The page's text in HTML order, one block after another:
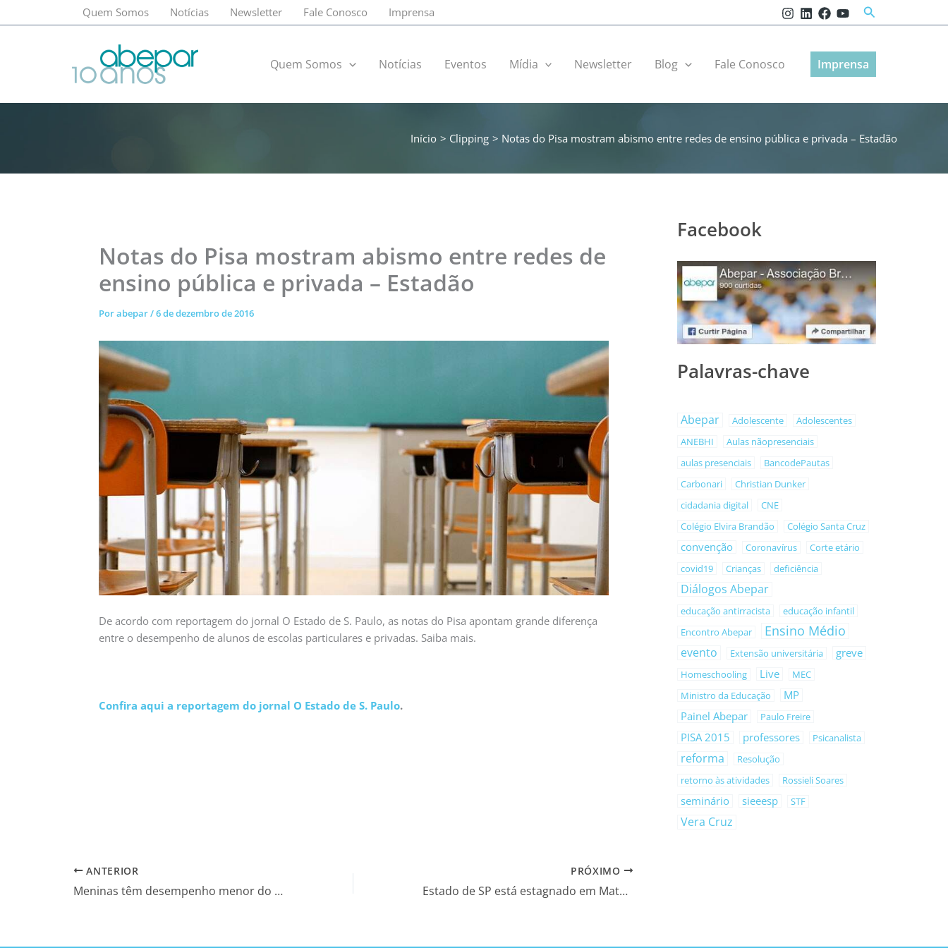
para
Quem Somos Notícias Newsletter Fale Conosco Imprensa Pesquisar
Quem Somos Notícias Eventos Mídia Newsletter Blog Fale Conosco Imprensa
Início Clipping Notas do Pisa mostram abismo entre redes de ensino pública e privada – Estadão
Notas do Pisa mostram abismo entre redes de
ensino pública e privada – Estadão
Porabepar/6 de dezembro de 2016
De acordo com reportagem do jornal O Estado de S. Paulo, as notas do Pisa apontam grande diferença
entre o desempenho de alunos de escolas particulares e privadas. Saiba mais.
Confira aqui a reportagem do jornal O Estado de S. Paulo.
ANTERIOR
Meninas têm desempenho menor do que meninos em Ciências e Matemática – Estadão
PRÓXIMO
Estado de SP está estagnado em Matemática, Leitura e Ciências – Estadão
Facebook
Palavras-chave
Abepar Adolescente
Adolescentes
ANEBHI
Aulas nãopresenciais
aulas presenciais
BancodePautas
Carbonari
Christian Dunker
cidadania digital
CNE
Colégio Elvira Brandão
Colégio Santa Cruz
convenção Coronavírus
Corte etário
covid19
Crianças deficiência
Diálogos Abepar
educação antirracista
educação infantil
Encontro Abepar
Ensino Médio
evento Extensão universitária greve
Homeschooling Live
MEC
Ministro da Educação
MP
Painel Abepar
Paulo Freire
PISA 2015 professores Psicanalista
reforma
Resolução
retorno às atividades
Rossieli Soares
seminário sieeesp STF
Vera Cruz